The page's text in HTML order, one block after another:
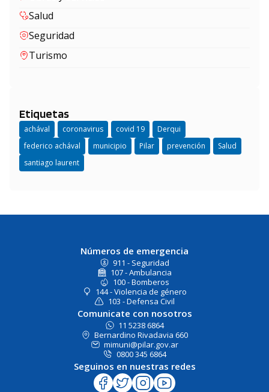
Salud
Seguridad
Turismo
Etiquetas
achával coronavirus covid 19
Derqui
federico achával
municipio Pilar prevención
Salud
santiago laurent
Números de emergencia
911 - Seguridad
107 - Ambulancia
100 - Bomberos
144 - Violencia de género
103 - Defensa Civil
Comunicate con nosotros
11 5238 6864
Bernardino Rivadavia 660
mimuni@pilar.gov.ar
0800 345 6864
Seguinos en nuestras redes